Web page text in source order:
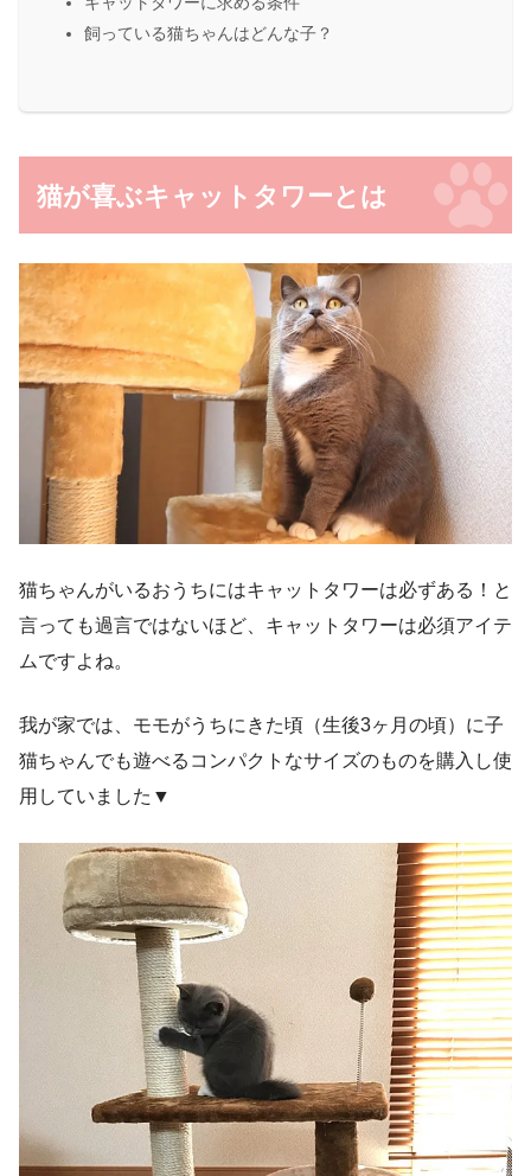
飼っている猫ちゃんはどんな子？
猫が喜ぶキャットタワーとは
猫ちゃんがいるおうちにはキャットタワーは必ずある！と
言っても過言ではないほど、キャットタワーは必須アイテ
ムですよね。
我が家では、モモがうちにきた頃（生後3ヶ月の頃）に子
猫ちゃんでも遊べるコンパクトなサイズのものを購入し使
用していました▼